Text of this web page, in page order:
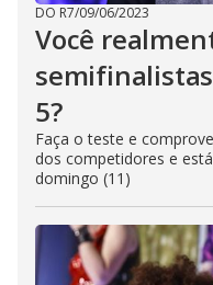
DO R7/09/06/2023
Você
5?
Faça o teste e
dos competidores e
domingo (11)